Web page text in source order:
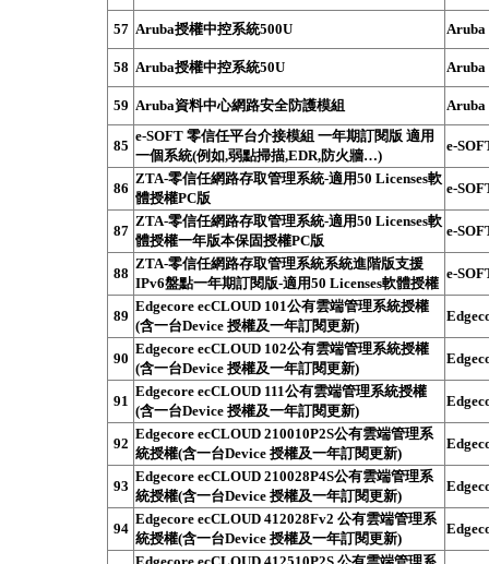
57 Aruba授權中控系統500U Aruba
58 Aruba授權中控系統50U Aruba
59 Aruba資料中心網路安全防護模組 Aruba
85
e-SOFT 零信任平台介接模組 一年期訂閱版 適用
一個系統(例如,弱點掃描,EDR,防火牆…)
e-
86
ZTA-零信任網路存取管理系統-適用50 Licenses軟
體授權PC版
e-
87
ZTA-零信任網路存取管理系統-適用50 Licenses軟
體授權一年版本保固授權PC版
e-
88
ZTA-零信任網路存取管理系統系統進階版支援
IPv6盤點一年期訂閱版-適用50 Licenses軟體授權
e-
89
Edgecore ecCLOUD 101公有雲端管理系統授權
(含一台Device 授權及一年訂閱更新)
90
Edgecore ecCLOUD 102公有雲端管理系統授權
(含一台Device 授權及一年訂閱更新)
91
Edgecore ecCLOUD 111公有雲端管理系統授權
(含一台Device 授權及一年訂閱更新)
92
Edgecore ecCLOUD 210010P2S公有雲端管理系
統授權(含一台Device 授權及一年訂閱更新)
93
Edgecore ecCLOUD 210028P4S公有雲端管理系
統授權(含一台Device 授權及一年訂閱更新)
94
Edgecore ecCLOUD 412028Fv2 公有雲端管理系
統授權(含一台Device 授權及一年訂閱更新)